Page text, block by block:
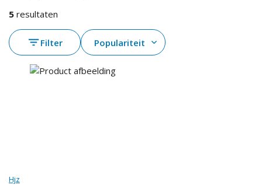
5 resultaten
Filter Populariteit
Hjz